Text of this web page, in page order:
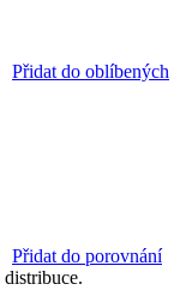
Přidat do oblíbených
Přidat do porovnání